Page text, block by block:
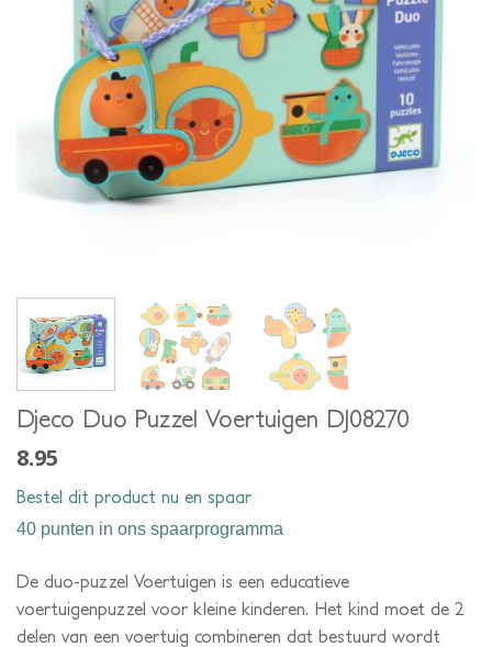
Djeco Duo Puzzel Voertuigen DJ08270
8.95
Bestel dit product nu en spaar
40 punten in ons spaarprogramma
De duo-puzzel Voertuigen is een educatieve
voertuigenpuzzel voor kleine kinderen. Het kind moet de 2
delen van een voertuig combineren dat bestuurd wordt